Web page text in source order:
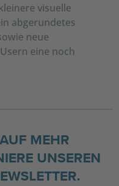
visuelle
abgerundetes
neue
eine noch
MEHR
UNSEREN